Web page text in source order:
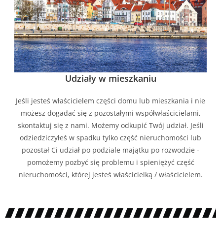
Udziały w mieszkaniu
Jeśli jesteś właścicielem części domu lub mieszkania i nie
możesz dogadać się z pozostałymi współwłaścicielami,
skontaktuj się z nami. Możemy odkupić Twój udział. Jeśli
odziedziczyłeś w spadku tylko część nieruchomości lub
pozostał Ci udział po podziale majątku po rozwodzie -
pomożemy pozbyć się problemu i spieniężyć część
nieruchomości, której jesteś właścicielką / właścicielem.